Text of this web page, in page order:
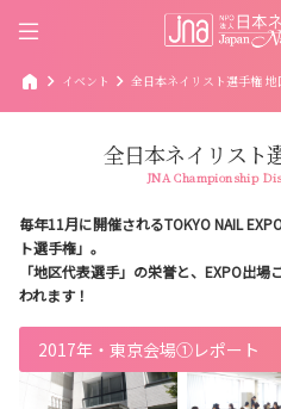
home chevron_right イベント chevron_right 全日本ネイリスト選手権 地
全日本ネイリスト
JNA Championship
毎年11月に開催されるTOKYO NAIL
ト選手権」。
「地区代表選手」の栄誉と、EXPO出
われます！
2017年・東京会場①レポート